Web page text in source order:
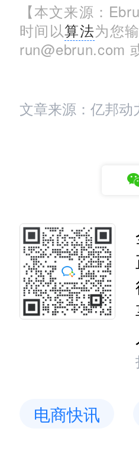
【本文来源：
时间以算法为您
run@ebrun.com
文章来源：亿邦动
电商快讯